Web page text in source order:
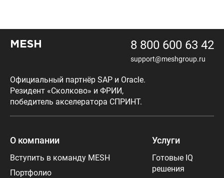
MESH 8 800 600 63 42
support@meshgroup.ru
Официальный партнёр SAP и Oracle.
Резидент «Сколково» и ФРИИ,
победитель акселератора СПРИНТ.
О компании
Вступить в команду MESH
Портфолио
Услуги
Готовые IQ
решения